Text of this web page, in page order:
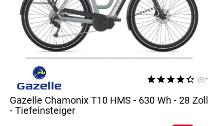
(9)*
Gazelle Chamonix T10 HMS - 630 Wh - 28 Zoll
- Tiefeinsteiger